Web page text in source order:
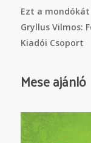
Ezt a
Gryllus Vilmos:
Kiadói Csoport
Mese ajánló